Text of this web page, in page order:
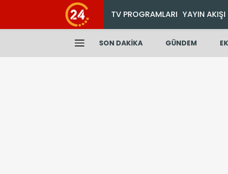
TV PROGRAMLARI YAYIN AKIŞI
SON DAKİKA GÜNDEM